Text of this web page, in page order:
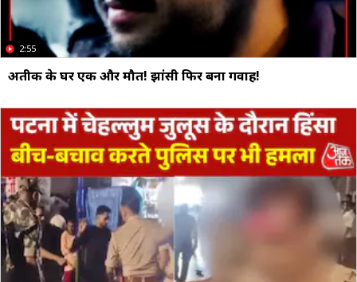
2:55
अतीक के घर एक और मौत! झांसी फिर बना गवाह!